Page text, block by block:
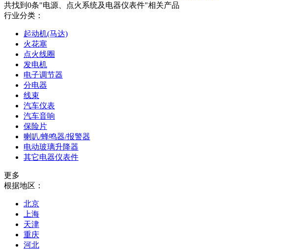
共找到0条"电源、点火系统及电器仪表件"相关产品
行业分类：
起动机(马达)
火花塞
点火线圈
发电机
电子调节器
分电器
线束
汽车仪表
汽车音响
保险片
喇叭/蜂鸣器/报警器
电动玻璃升降器
其它电器仪表件
更多
根据地区：
北京
上海
天津
重庆
河北